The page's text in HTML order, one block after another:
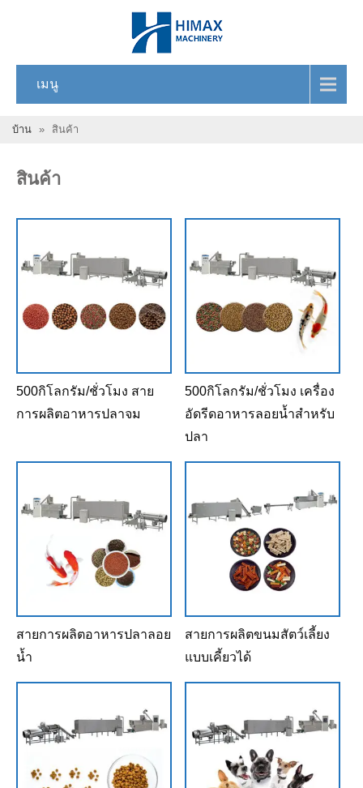
เมนู
บ้าน » สินค้า
สินค้า
500กิโลกรัม/ชั่วโมง สาย
การผลิตอาหารปลาจม
500กิโลกรัม/ชั่วโมง เครื่อง
อัดรีดอาหารลอยน้ำสำหรับ
ปลา
สายการผลิตอาหารปลาลอย
น้ำ
สายการผลิตขนมสัตว์เลี้ยง
แบบเคี้ยวได้